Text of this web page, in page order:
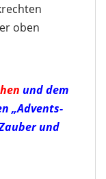
oben
und dem
„Advents-
und